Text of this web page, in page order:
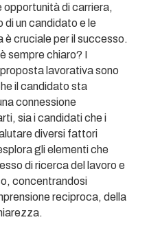
opportunità di carriera,
di un candidato e le
è cruciale per il successo.
sempre chiaro? I
lavorativa sono
il candidato sta
connessione
sia i candidati che i
diversi fattori
gli elementi che
di ricerca del lavoro e
concentrandosi
reciproca, della